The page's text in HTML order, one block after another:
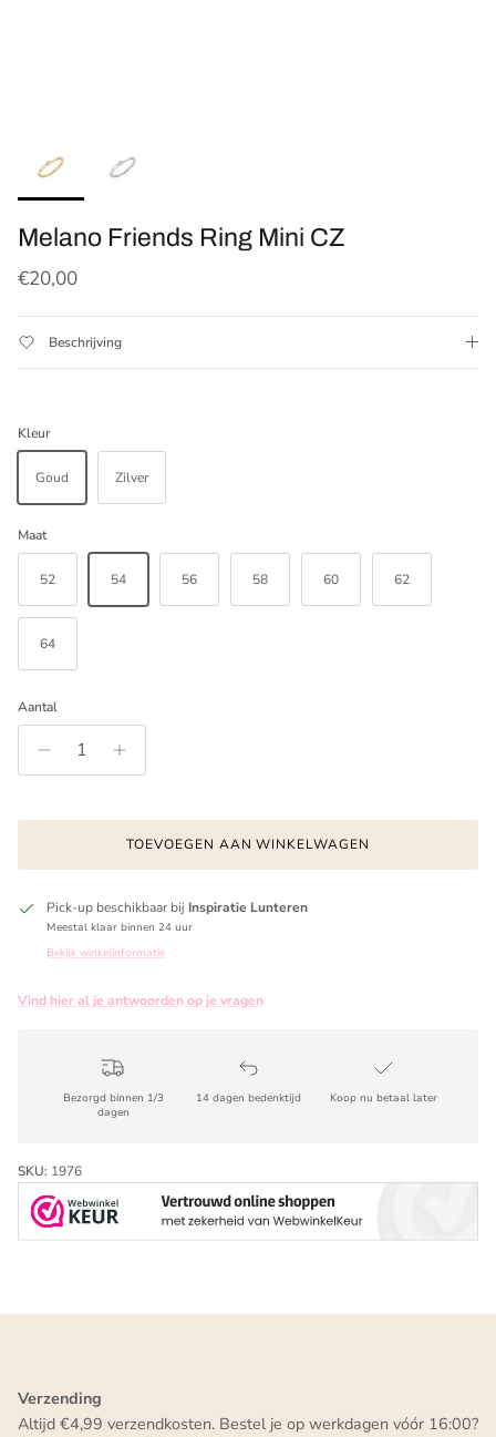
Melano Friends Ring Mini CZ
Reguliere prijs
€20,00
Beschrijving
Kleur
Goud Zilver
Maat
52 54 56 58 60 62
64
Aantal
TOEVOEGEN AAN WINKELWAGEN
Pick-up beschikbaar bij Inspiratie Lunteren
Meestal klaar binnen 24 uur
Bekijk winkelinformatie
Vind hier al je antwoorden op je vragen
Bezorgd binnen 1/3
dagen
14 dagen bedenktijd Koop nu betaal later
SKU: 1976
Verzending
Altijd €4,99 verzendkosten. Bestel je op werkdagen vóór 16:00?